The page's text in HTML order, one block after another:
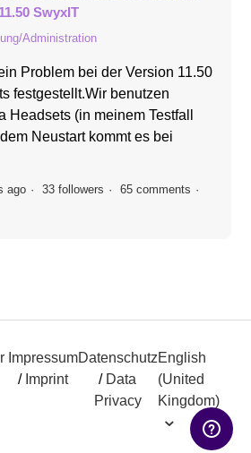
SwyxIT
Administration
Problem bei der Version 11.50
festgestellt.Wir benutzen
Headsets (in meinem Testfall
Neustart kommt es bei
ago 33 followers
65 comments
Impressum
/ Imprint
Datenschutz
/ Data
Privacy
English
(United
Kingdom)